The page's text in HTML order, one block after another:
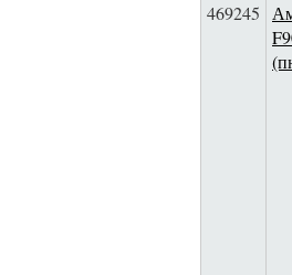
469245